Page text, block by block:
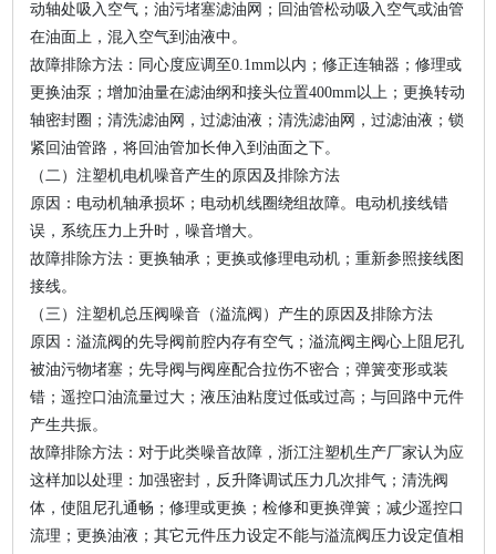
动轴处吸入空气；油污堵塞滤油网；回油管松动吸入空气或油管
在油面上，混入空气到油液中。
故障排除方法：同心度应调至0.1mm以内；修正连轴器；修理或
更换油泵；增加油量在滤油纲和接头位置400mm以上；更换转动
轴密封圈；清洗滤油网，过滤油液；清洗滤油网，过滤油液；锁
紧回油管路，将回油管加长伸入到油面之下。
（二）注塑机电机噪音产生的原因及排除方法
原因：电动机轴承损坏；电动机线圈绕组故障。电动机接线错
误，系统压力上升时，噪音增大。
故障排除方法：更换轴承；更换或修理电动机；重新参照接线图
接线。
（三）注塑机总压阀噪音（溢流阀）产生的原因及排除方法
原因：溢流阀的先导阀前腔内存有空气；溢流阀主阀心上阻尼孔
被油污物堵塞；先导阀与阀座配合拉伤不密合；弹簧变形或装
错；遥控口油流量过大；液压油粘度过低或过高；与回路中元件
产生共振。
故障排除方法：对于此类噪音故障，浙江注塑机生产厂家认为应
这样加以处理：加强密封，反升降调试压力几次排气；清洗阀
体，使阻尼孔通畅；修理或更换；检修和更换弹簧；减少遥控口
流理；更换油液；其它元件压力设定不能与溢流阀压力设定值相